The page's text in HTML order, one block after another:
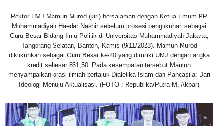
Rektor UMJ Mamun Murod (kiri) bersalaman dengan Ketua Umum PP
Muhammadiyah Haedar Nashir sebelum prosesi pengukuhan sebagai
Guru Besar Bidang Ilmu Politik di Universitas Muhammadiyah Jakarta,
Tangerang Selatan, Banten, Kamis (9/11/2023). Mamun Murod
dikukuhkan sebagai Guru Besar ke-20 yang dimiliki UMJ dengan angka
kredit sebesar 851,50. Pada kesempatan tersebut Mamun
menyampaikan orasi ilmiah bertajuk Dialetika Islam dan Pancasila: Dari
Ideologi Menuju Aktualisasi. (FOTO : Republika/Putra M. Akbar)